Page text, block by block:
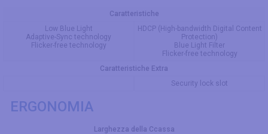
Caratteristiche
Low Blue Light
Adaptive-Sync technology
Flicker-free technology
HDCP (High-bandwidth Digital Content
Protection)
Blue Light Filter
Flicker-free technology
Caratteristiche Extra
Security lock slot
ERGONOMIA
Larghezza della Ccassa